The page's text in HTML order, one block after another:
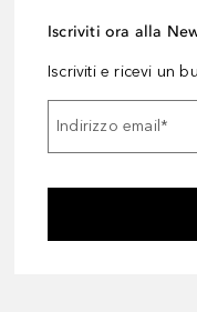
Iscriviti ora alla
Iscriviti e ricevi un
Indirizzo email*